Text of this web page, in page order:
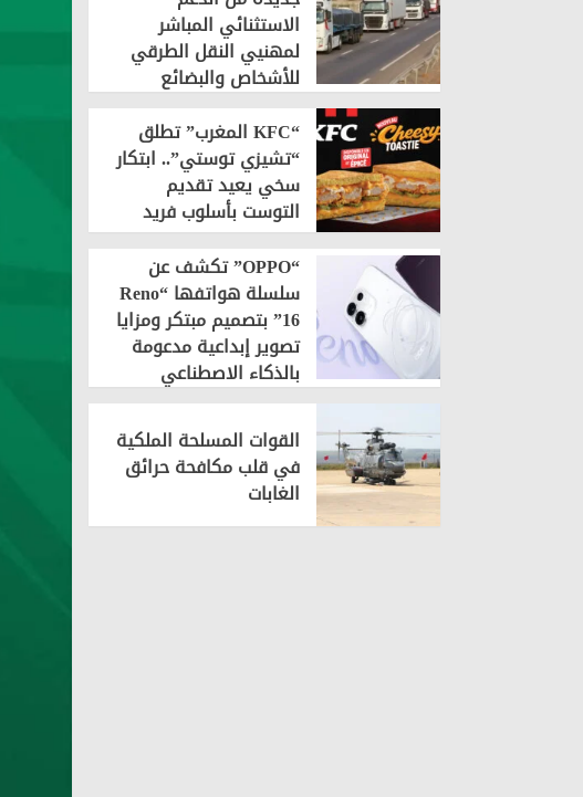
الاستثنائي المباشر
لمهنيي النقل الطرقي
للأشخاص والبضائع
“KFC المغرب” تطلق
“تشيزي توستي”.. ابتكار
سخي يعيد تقديم
التوست بأسلوب فريد
“OPPO” تكشف عن
سلسلة هواتفها “Reno
16” بتصميم مبتكر ومزايا
تصوير إبداعية مدعومة
بالذكاء الاصطناعي
القوات المسلحة الملكية
في قلب مكافحة حرائق
الغابات